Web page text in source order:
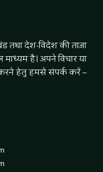
तथा देश-विदेश की ताजा
है। अपने विचार या
करने हेतु हमसे संपर्क करें –